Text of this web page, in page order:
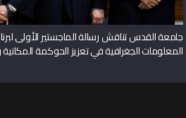
جامعة القدس تناقش رسالة الماجستير الأولى
المعلومات الجغرافية في تعزيز الحوكمة المكانية